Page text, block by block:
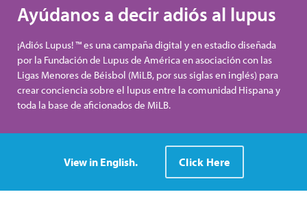
Ayúdanos a decir adiós al lupus
¡Adiós Lupus! ™ es una campaña digital y en estadio diseñada
por la Fundación de Lupus de América en asociación con las
Ligas Menores de Béisbol (MiLB, por sus siglas en inglés) para
crear conciencia sobre el lupus entre la comunidad Hispana y
toda la base de aficionados de MiLB.
View in English. Click Here